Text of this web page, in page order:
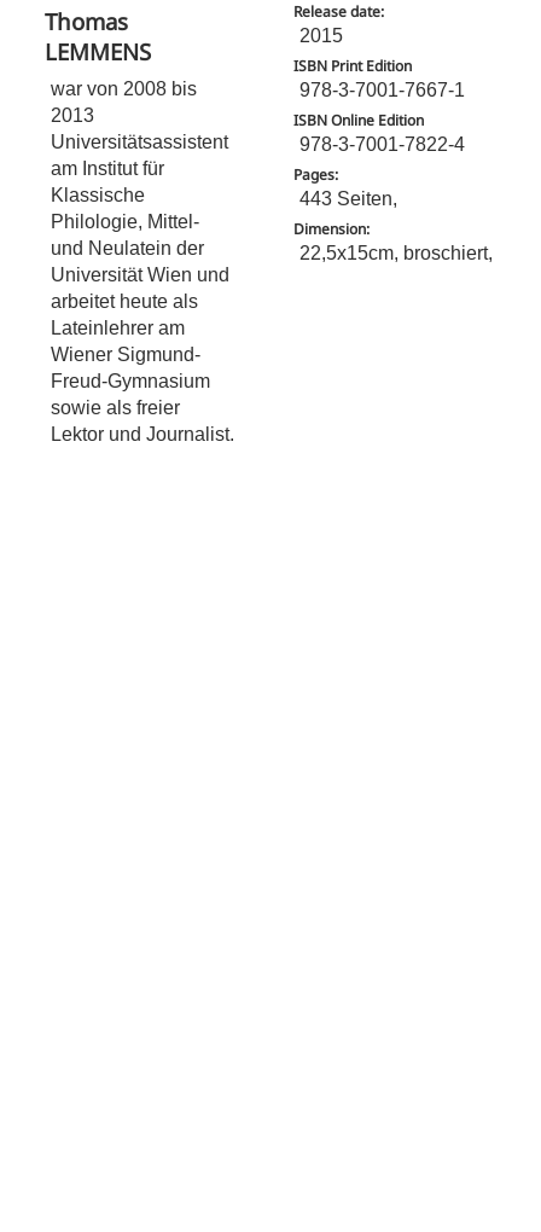
Thomas
LEMMENS
war von 2008 bis
2013
Universitätsassistent
am Institut für
Klassische
Philologie, Mittel-
und Neulatein der
Universität Wien und
arbeitet heute als
Lateinlehrer am
Wiener Sigmund-
Freud-Gymnasium
sowie als freier
Lektor und Journalist.
Release date:
2015
ISBN Print Edition
978-3-7001-7667-1
ISBN Online Edition
978-3-7001-7822-4
Pages:
443 Seiten,
Dimension:
22,5x15cm, broschiert,